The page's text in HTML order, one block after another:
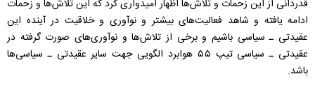
قدردانی از این زحمات و تلاش‌ها اظهار امیدواری كرد كه این تلاش‌ها و زحمات
ادامه یافته و شاهد فعالیت‌های بیشتر و نوآوری و خلاقیت در آینده این
عقیدتی ـ سیاسی باشیم و برخی از تلاش‌ها و نوآوری‌های صورت گرفته در
عقیدتی ـ سیاسی تیپ ۵۵ هوابرد الگویی جهت سایر عقیدتی ـ سیاسی‌ها
باشد.